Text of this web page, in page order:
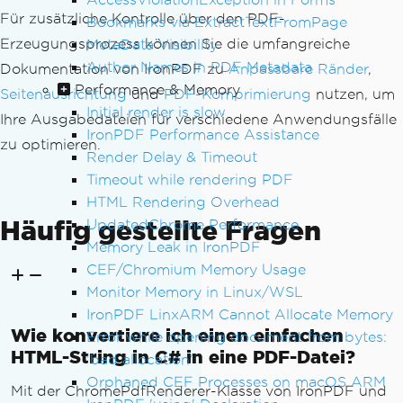
Bookmarks via ExtractTextFromPage
MetaData Visibility
Author Names in PDF Metadata
Performance & Memory
Initial render is slow
IronPDF Performance Assistance
Render Delay & Timeout
Timeout while rendering PDF
HTML Rendering Overhead
UpdatedChrome Performance
Memory Leak in IronPDF
CEF/Chromium Memory Usage
Monitor Memory in Linux/WSL
IronPDF LinxARM Cannot Allocate Memory
Error while opening document from bytes:
'bad allocation'
Orphaned CEF Processes on macOS ARM
Für zusätzliche Kontrolle über den PDF-
Erzeugungsprozess können Sie die umfangreiche
Dokumentation von IronPDF zuAnpassbare Ränder,
SeitenausrichtungundPDF-Komprimierung nutzen, um
Ihre Ausgabedateien für verschiedene Anwendungsfälle
zu optimieren.
Häufig gestellte Fragen
Wie konvertiere ich einen einfachen
HTML-String in C# in eine PDF-Datei?
Mit der ChromePdfRenderer-Klasse von IronPDF und